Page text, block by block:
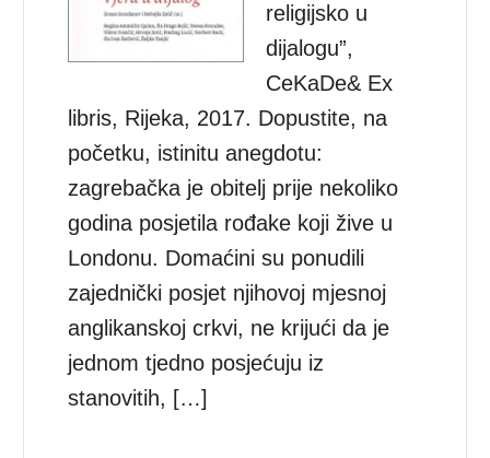
religijsko u
dijalogu”,
CeKaDe& Ex
libris, Rijeka, 2017. Dopustite, na
početku, istinitu anegdotu:
zagrebačka je obitelj prije nekoliko
godina posjetila rođake koji žive u
Londonu. Domaćini su ponudili
zajednički posjet njihovoj mjesnoj
anglikanskoj crkvi, ne krijući da je
jednom tjedno posjećuju iz
stanovitih, […]